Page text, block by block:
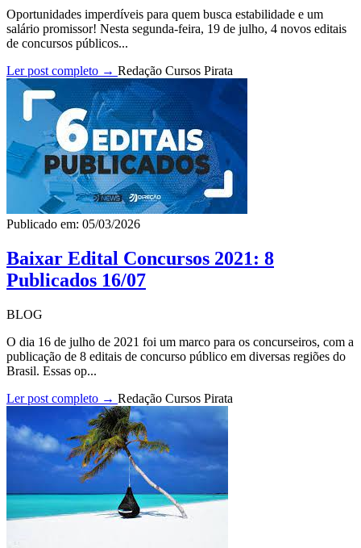
Oportunidades imperdíveis para quem busca estabilidade e um
salário promissor! Nesta segunda-feira, 19 de julho, 4 novos editais
de concursos públicos...
Ler post completo → Redação Cursos Pirata
Publicado em: 05/03/2026
Baixar Edital Concursos 2021: 8
Publicados 16/07
BLOG
O dia 16 de julho de 2021 foi um marco para os concurseiros, com a
publicação de 8 editais de concurso público em diversas regiões do
Brasil. Essas op...
Ler post completo → Redação Cursos Pirata